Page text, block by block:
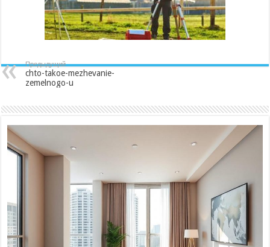
Предыдущий
chto-takoe-mezhevanie-
zemelnogo-u